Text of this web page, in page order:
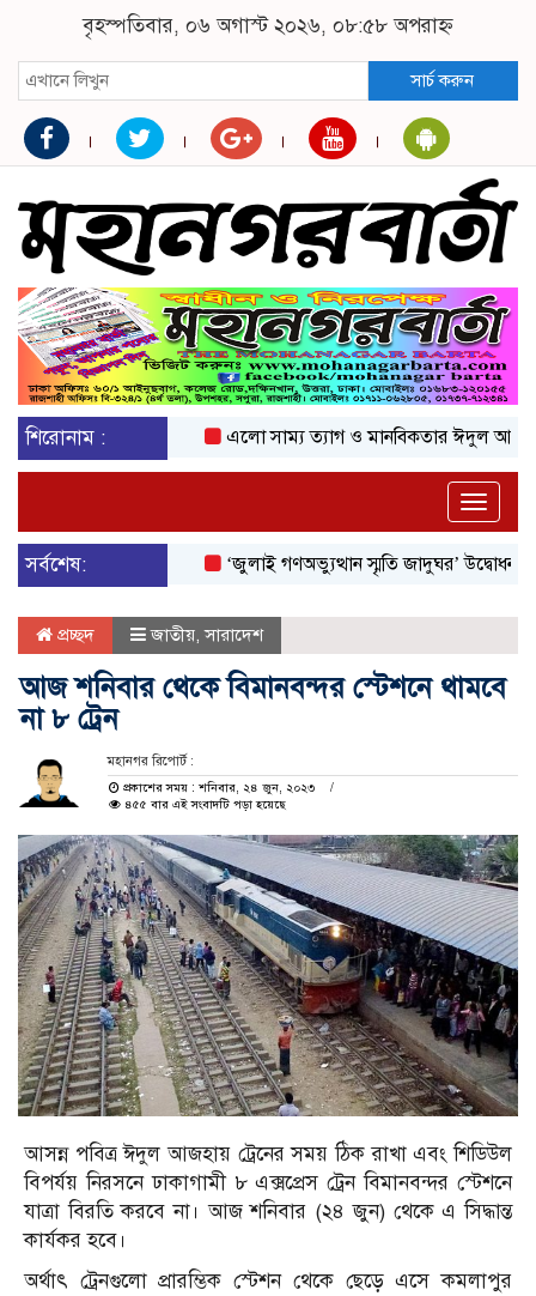
বৃহস্পতিবার, ০৬ অগাস্ট ২০২৬, ০৮:৫৮ অপরাহ্ন
সার্চ করুন
শিরোনাম : এলো সাম্য ত্যাগ ও মানবিকতার ঈদুল আজহা
Toggle
সর্বশেষ:
‘জুলাই গণঅভ্যুত্থান স্মৃতি জাদুঘর’ উদ্বোধন করলেন
প্রচ্ছদ জাতীয়,সারাদেশ
আজ শনিবার থেকে বিমানবন্দর স্টেশনে থামবে
না ৮ ট্রেন
মহানগর রিপোর্ট :
প্রকাশের সময় : শনিবার, ২৪ জুন, ২০২৩
৪৫৫ বার এই সংবাদটি পড়া হয়েছে
আসন্ন পবিত্র ঈদুল আজহায় ট্রেনের সময় ঠিক রাখা এবং শিডিউল
বিপর্যয় নিরসনে ঢাকাগামী ৮ এক্সপ্রেস ট্রেন বিমানবন্দর স্টেশনে
যাত্রা বিরতি করবে না। আজ শনিবার (২৪ জুন) থেকে এ সিদ্ধান্ত
কার্যকর হবে।
অর্থাৎ ট্রেনগুলো প্রারম্ভিক স্টেশন থেকে ছেড়ে এসে কমলাপুর